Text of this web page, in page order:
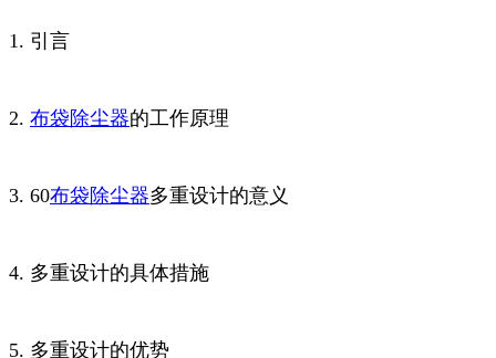
1. 引言
2. 布袋除尘器的工作原理
3. 60布袋除尘器多重设计的意义
4. 多重设计的具体措施
5. 多重设计的优势